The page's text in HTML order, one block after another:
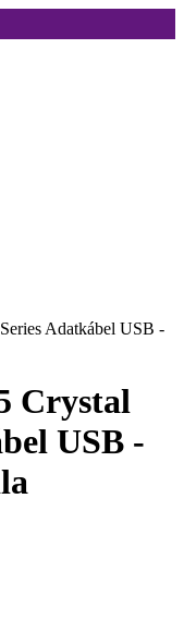
Adatkábel USB -
Crystal
USB -